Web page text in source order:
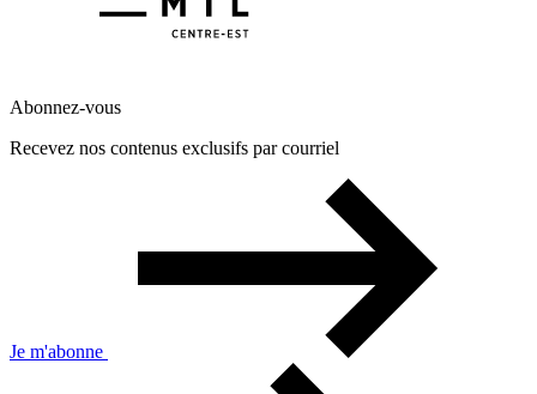
Abonnez-vous
Recevez nos contenus exclusifs par courriel
Je m'abonne